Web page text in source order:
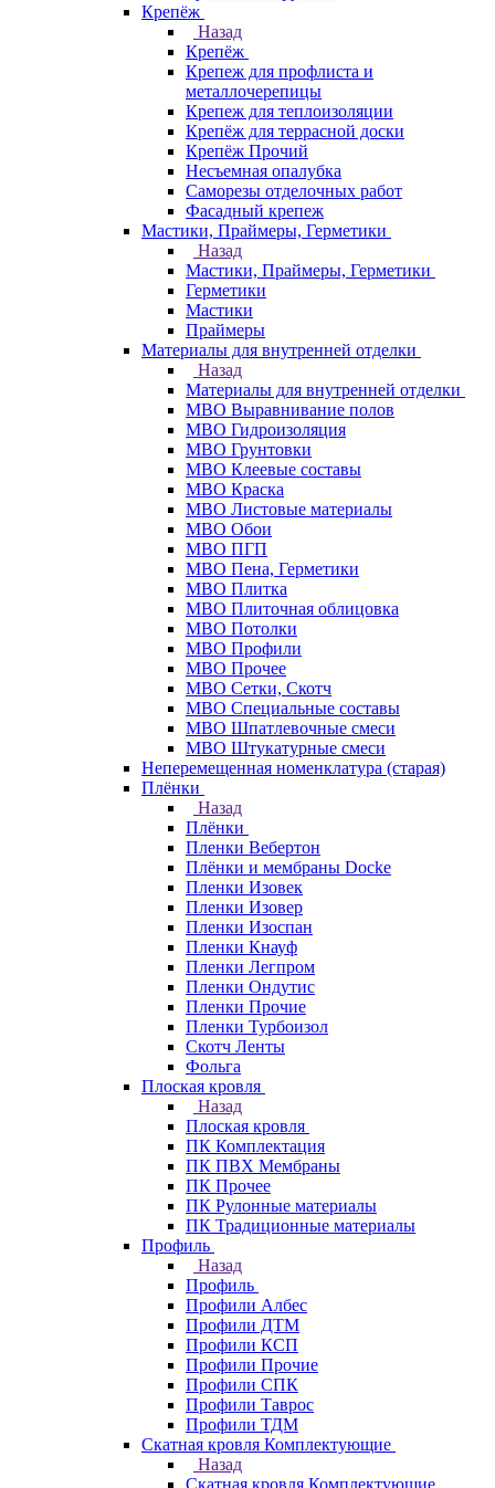
Крепёж
Назад
Крепёж
Крепеж для профлиста и
металлочерепицы
Крепеж для теплоизоляции
Крепёж для террасной доски
Крепёж Прочий
Несъемная опалубка
Саморезы отделочных работ
Фасадный крепеж
Мастики, Праймеры, Герметики
Назад
Мастики, Праймеры, Герметики
Герметики
Мастики
Праймеры
Материалы для внутренней отделки
Назад
Материалы для внутренней отделки
МВО Выравнивание полов
МВО Гидроизоляция
МВО Грунтовки
МВО Клеевые составы
МВО Краска
МВО Листовые материалы
МВО Обои
МВО ПГП
МВО Пена, Герметики
МВО Плитка
МВО Плиточная облицовка
МВО Потолки
МВО Профили
МВО Прочее
МВО Сетки, Скотч
МВО Специальные составы
МВО Шпатлевочные смеси
МВО Штукатурные смеси
Неперемещенная номенклатура (старая)
Плёнки
Назад
Плёнки
Пленки Вебертон
Плёнки и мембраны Docke
Пленки Изовек
Пленки Изовер
Пленки Изоспан
Пленки Кнауф
Пленки Легпром
Пленки Ондутис
Пленки Прочие
Пленки Турбоизол
Скотч Ленты
Фольга
Плоская кровля
Назад
Плоская кровля
ПК Комплектация
ПК ПВХ Мембраны
ПК Прочее
ПК Рулонные материалы
ПК Традиционные материалы
Профиль
Назад
Профиль
Профили Албес
Профили ДТМ
Профили КСП
Профили Прочие
Профили СПК
Профили Таврос
Профили ТДМ
Скатная кровля Комплектующие
Назад
Скатная кровля Комплектующие